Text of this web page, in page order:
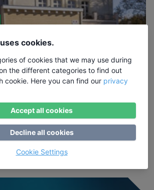
von Körper und
mit Yin Yoga
Entspannung und
Ihrig ·Ort:Ostsee, Parin
Mehr Informationen
cookies.
of cookies that we may use during
the different categories to find out
cookie. Here you can find our privacy
Accept all cookies
Decline all cookies
Cookie Settings